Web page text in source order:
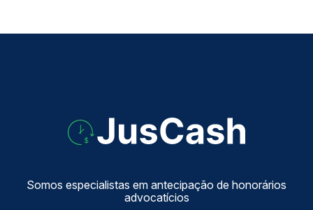
Somos especialistas em antecipação de honorários
advocatícios